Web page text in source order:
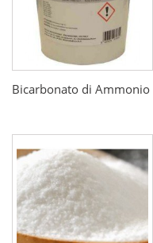
Bicarbonato di Ammonio